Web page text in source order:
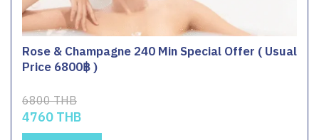
Rose & Champagne 240 Min Special Offer ( Usual
Price 6800฿ )
6800 THB
4760 THB